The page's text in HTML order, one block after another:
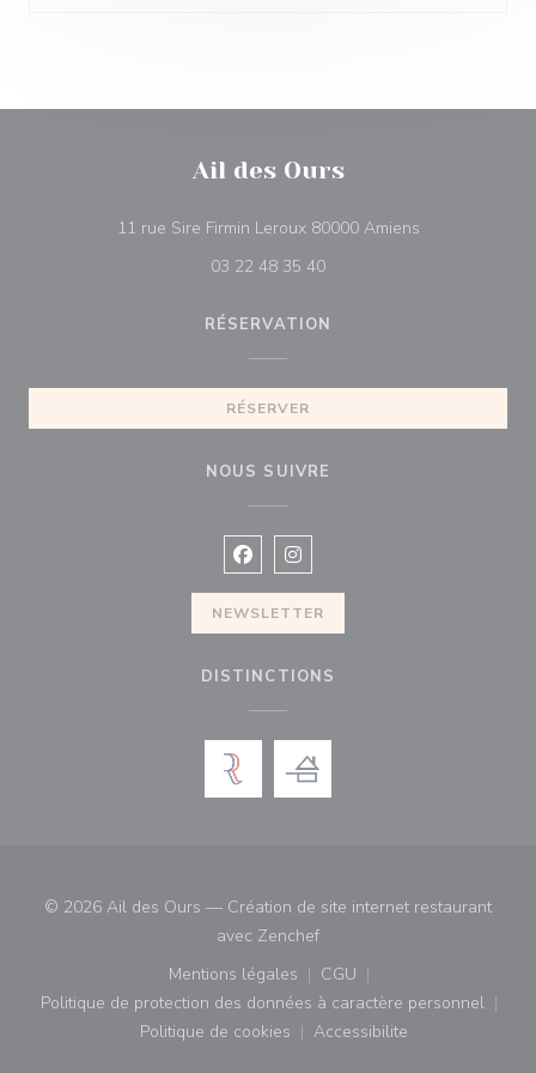
Ail des Ours
11 rue Sire Firmin Leroux 80000 Amiens((ouvre une
03 22 48 35 40
RÉSERVATION
RÉSERVER
NOUS SUIVRE
Facebook ((ouvre une nouvelle
Instagram ((ouvre une
NEWSLETTER
DISTINCTIONS
© 2026 Ail des Ours — Création de site internet restaurant
avec Zenchef((ouvre une nouvelle
Mentions légales
((ouvre une nouvelle fenêtre))
CGU
((ouvre une nouvelle
Politique de protection des données à caractère personnel
((ouvre une nouvelle fenêtre))
Politique de cookies
((ouvre une nouvelle fenêtre))
Accessibilite
((ouvre une nouvelle